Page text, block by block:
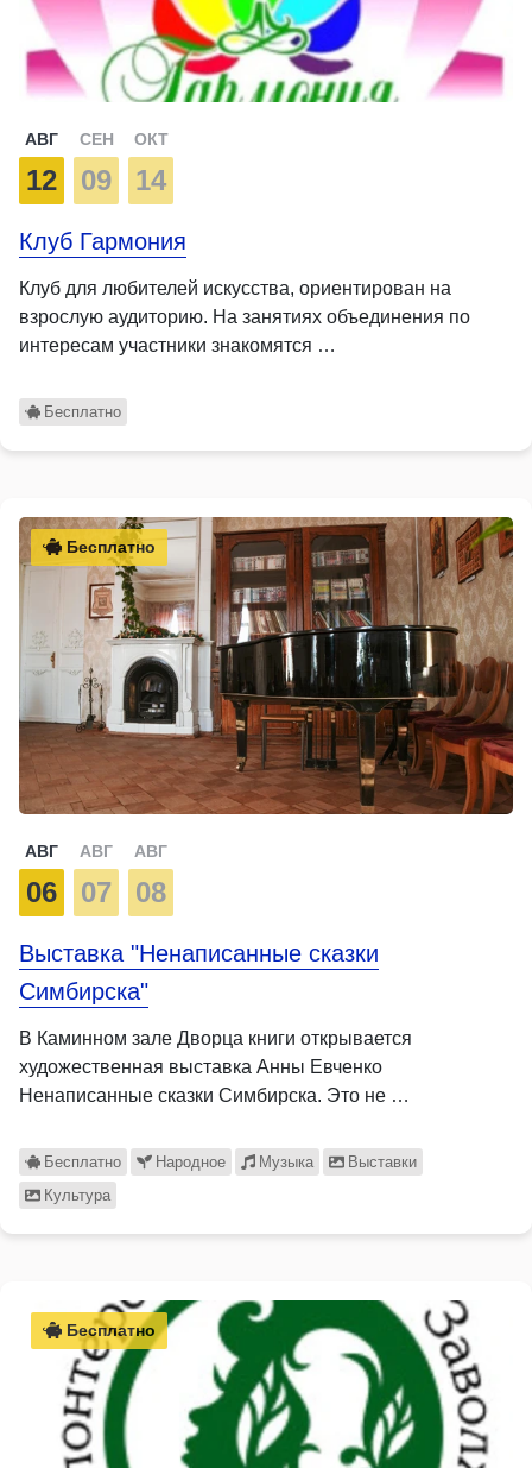
АВГ
12
СЕН
09
ОКТ
14
Клуб Гармония
Клуб для любителей искусства, ориентирован на
взрослую аудиторию. На занятиях объединения по
интересам участники знакомятся …
Бесплатно
Бесплатно
АВГ
06
АВГ
07
АВГ
08
Выставка "Ненаписанные сказки
Симбирска"
В Каминном зале Дворца книги открывается
художественная выставка Анны Евченко
Ненаписанные сказки Симбирска. Это не …
Бесплатно Народное Музыка
Выставки
Культура
Бесплатно